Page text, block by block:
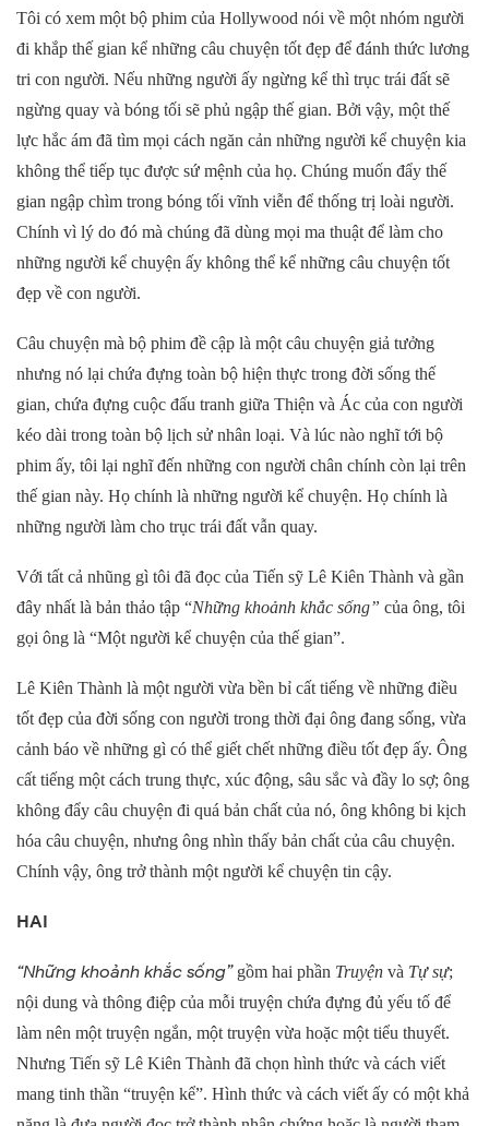
Tôi có xem một bộ phim của Hollywood nói về một nhóm người
đi khắp thế gian kể những câu chuyện tốt đẹp để đánh thức lương
tri con người. Nếu những người ấy ngừng kể thì trục trái đất sẽ
ngừng quay và bóng tối sẽ phủ ngập thế gian. Bởi vậy, một thế
lực hắc ám đã tìm mọi cách ngăn cản những người kể chuyện kia
không thể tiếp tục được sứ mệnh của họ. Chúng muốn đẩy thế
gian ngập chìm trong bóng tối vĩnh viễn để thống trị loài người.
Chính vì lý do đó mà chúng đã dùng mọi ma thuật để làm cho
những người kể chuyện ấy không thể kể những câu chuyện tốt
đẹp về con người.
Câu chuyện mà bộ phim đề cập là một câu chuyện giả tưởng
nhưng nó lại chứa đựng toàn bộ hiện thực trong đời sống thế
gian, chứa đựng cuộc đấu tranh giữa Thiện và Ác của con người
kéo dài trong toàn bộ lịch sử nhân loại. Và lúc nào nghĩ tới bộ
phim ấy, tôi lại nghĩ đến những con người chân chính còn lại trên
thế gian này. Họ chính là những người kể chuyện. Họ chính là
những người làm cho trục trái đất vẫn quay.
Với tất cả nhũng gì tôi đã đọc của Tiến sỹ Lê Kiên Thành và gần
đây nhất là bản thảo tập “Những khoảnh khắc sống” của ông, tôi
gọi ông là “Một người kể chuyện của thế gian”.
Lê Kiên Thành là một người vừa bền bỉ cất tiếng về những điều
tốt đẹp của đời sống con người trong thời đại ông đang sống, vừa
cảnh báo về những gì có thể giết chết những điều tốt đẹp ấy. Ông
cất tiếng một cách trung thực, xúc động, sâu sắc và đầy lo sợ; ông
không đẩy câu chuyện đi quá bản chất của nó, ông không bi kịch
hóa câu chuyện, nhưng ông nhìn thấy bản chất của câu chuyện.
Chính vậy, ông trở thành một người kể chuyện tin cậy.
HAI
“Những khoảnh khắc sống”gồm hai phần Truyện và Tự sự;
nội dung và thông điệp của mỗi truyện chứa đựng đủ yếu tố để
làm nên một truyện ngắn, một truyện vừa hoặc một tiểu thuyết.
Nhưng Tiến sỹ Lê Kiên Thành đã chọn hình thức và cách viết
mang tinh thần “truyện kể”. Hình thức và cách viết ấy có một khả